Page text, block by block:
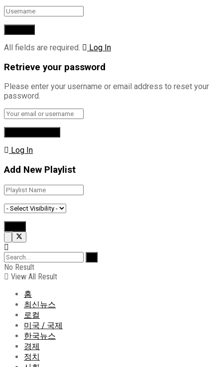
All fields are required. Log In
Retrieve your password
Please enter your username or email address to reset your
password.
Log In
Add New Playlist
No Result
View All Result
홈
최신뉴스
로컬
미국 / 국제
한국뉴스
경제
정치